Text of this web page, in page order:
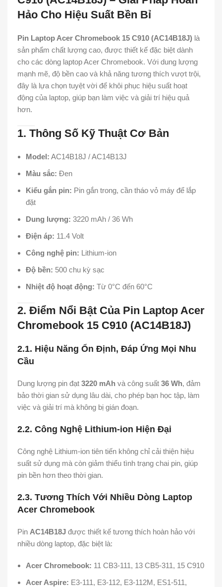
Hảo Cho Hiệu Suất Bền Bỉ
Pin Laptop Acer Chromebook 15 C910 (AC14B18J) là
sản phẩm chất lượng cao, được thiết kế đặc biệt dành
cho các dòng laptop Acer Chromebook. Với dung lượng
mạnh mẽ, độ bền cao và khả năng tương thích vượt trội,
đây là lựa chọn tuyệt vời để khôi phục hiệu suất hoạt
động của laptop, giúp bạn làm việc và giải trí hiệu quả
hơn.
1. Thông Số Kỹ Thuật Cơ Bản
Model: AC14B18J / AC14B13J
Màu sắc: Đen
Kiểu gắn pin: Pin gắn trong, cần tháo vỏ máy để lắp
đặt
Dung lượng: 3220 mAh / 36 Wh
Điện áp: 11.4 Volt
Công nghệ pin: Lithium-ion
Độ bền: 500 chu kỳ sạc
Nhiệt độ hoạt động: Từ 0°C đến 60°C
2. Điểm Nổi Bật Của Pin Laptop Acer
Chromebook 15 C910 (AC14B18J)
2.1. Hiệu Năng Ổn Định, Đáp Ứng Mọi Nhu
Cầu
Dung lượng pin đạt 3220 mAh và công suất 36 Wh, đảm
bảo thời gian sử dụng lâu dài, cho phép bạn học tập, làm
việc và giải trí mà không bị gián đoạn.
2.2. Công Nghệ Lithium-ion Hiện Đại
Công nghệ Lithium-ion tiên tiến không chỉ cải thiện hiệu
suất sử dụng mà còn giảm thiểu tình trạng chai pin, giúp
pin bền hơn theo thời gian.
2.3. Tương Thích Với Nhiều Dòng Laptop
Acer Chromebook
Pin AC14B18J được thiết kế tương thích hoàn hảo với
nhiều dòng laptop, đặc biệt là:
Acer Chromebook: 11 CB3-111, 13 CB5-311, 15 C910
Acer Aspire: E3-111, E3-112, E3-112M, ES1-511,